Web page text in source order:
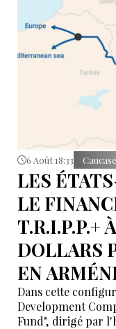
6 Août 18:33 Caucase
LES
LE
T.R.I.P.P.+
DOLLARS
EN
Dans cette
Development
Fund", dirigé par